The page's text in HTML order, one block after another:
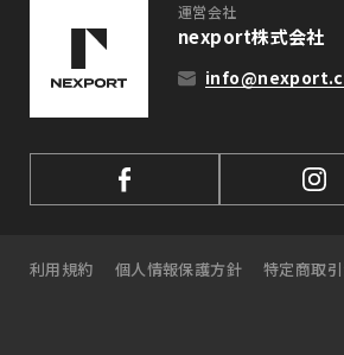
運営会社
nexport株式会社
利用規約 個人情報保護方針 特定商取